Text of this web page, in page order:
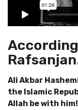
Ali Akbar
the Islamic
Allah be with